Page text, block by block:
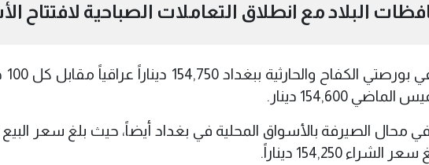
البلاد مع انطلاق التعاملات الصباحية لافتتاح
154,600 دينار.